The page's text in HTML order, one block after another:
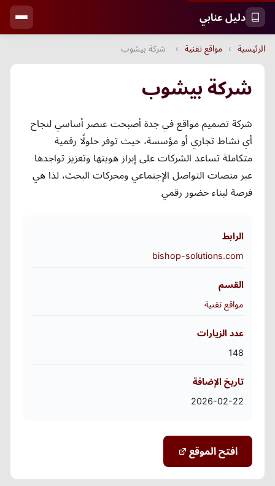
دليل عنابي
الرئيسية › مواقع تقنية › شركة بيشوب
شركة بيشوب
شركة تصميم مواقع في جدة أصبحت عنصر أساسي لنجاح
أي نشاط تجاري أو مؤسسة، حيث توفر حلولًا رقمية
متكاملة تساعد الشركات على إبراز هويتها وتعزيز تواجدها
عبر منصات التواصل الإجتماعي ومحركات البحث، لذا هي
فرصة لبناء حضور رقمي
الرابط
bishop-solutions.com
القسم
مواقع تقنية
عدد الزيارات
148
تاريخ الإضافة
2026-02-22
افتح الموقع